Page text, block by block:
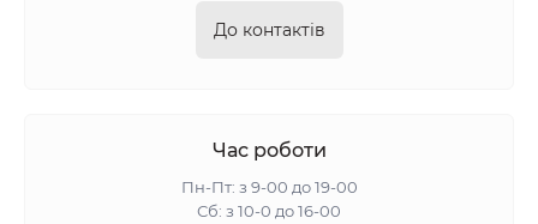
До контактів
Час роботи
Пн-Пт: з 9-00 до 19-00
Сб: з 10-0 до 16-00